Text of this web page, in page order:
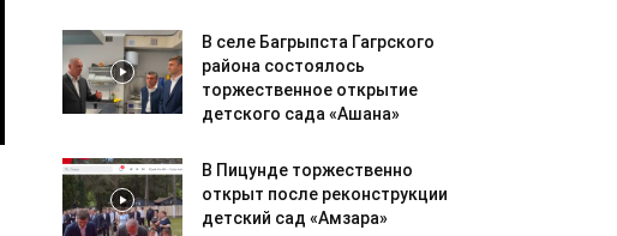
В селе Багрыпста Гагрского
района состоялось
торжественное открытие
детского сада «Ашана»
В Пицунде торжественно
открыт после реконструкции
детский сад «Амзара»